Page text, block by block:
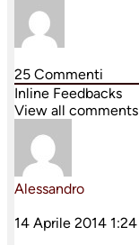
25 Commenti
Inline Feedbacks
View all comments
Alessandro
14 Aprile 2014 1:24